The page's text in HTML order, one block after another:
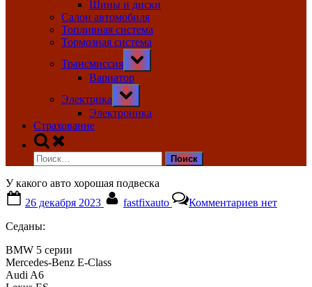
Шины и диски
Салон автомобиля
Топливная система
Тормозная система
Трансмиссия
Toggle
sub-
menu
Вариатор
Электрика
Toggle
sub-
menu
Электроника
Страхование
Toggle
search
form
Найти:
У какого авто хорошая подвеска
on
26 декабря 2023 fastfixauto Комментариевзаписи
нет
Седаны:
BMW 5 серии
Mercedes-Benz E-Class
Audi A6